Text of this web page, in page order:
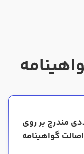
مندرج بر روی
گواهینامه
که در حسابداری